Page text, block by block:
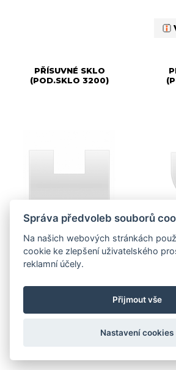
PŘÍSUVNÉ SKLO
(POD.SKLO 3200)
Více informací
Správa předvoleb souborů
Na našich webových stránkách
cookie ke zlepšení uživatelského
reklamní účely.
Přijmout vše
Nastavení cookies